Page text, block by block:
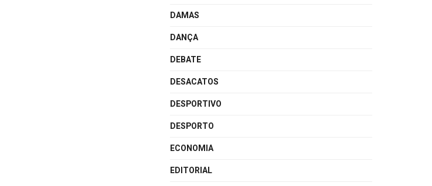
DAMAS
DANÇA
DEBATE
DESACATOS
DESPORTIVO
DESPORTO
ECONOMIA
EDITORIAL